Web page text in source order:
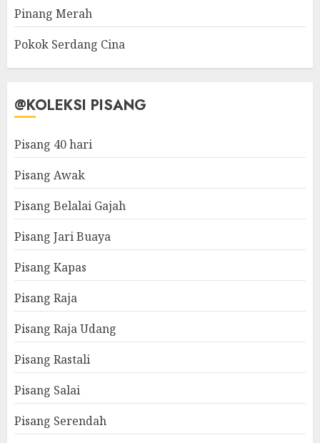
Pinang Merah
Pokok Serdang Cina
@KOLEKSI PISANG
Pisang 40 hari
Pisang Awak
Pisang Belalai Gajah
Pisang Jari Buaya
Pisang Kapas
Pisang Raja
Pisang Raja Udang
Pisang Rastali
Pisang Salai
Pisang Serendah